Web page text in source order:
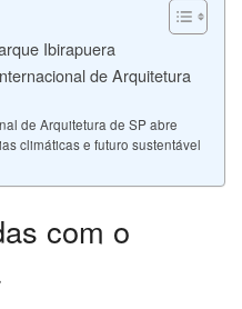
Ibirapuera
de Arquitetura
de Arquitetura de SP abre
climáticas e futuro sustentável
com o